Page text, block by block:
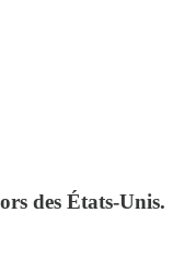
des États-Unis.